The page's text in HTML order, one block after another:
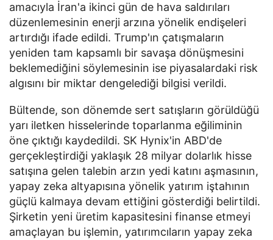
amacıyla İran'a ikinci gün de hava saldırıları
düzenlemesinin enerji arzına yönelik endişeleri
artırdığı ifade edildi. Trump'ın çatışmaların
yeniden tam kapsamlı bir savaşa dönüşmesini
beklemediğini söylemesinin ise piyasalardaki risk
algısını bir miktar dengelediği bilgisi verildi.
Bültende, son dönemde sert satışların görüldüğü
yarı iletken hisselerinde toparlanma eğiliminin
öne çıktığı kaydedildi. SK Hynix'in ABD'de
gerçekleştirdiği yaklaşık 28 milyar dolarlık hisse
satışına gelen talebin arzın yedi katını aşmasının,
yapay zeka altyapısına yönelik yatırım iştahının
güçlü kalmaya devam ettiğini gösterdiği belirtildi.
Şirketin yeni üretim kapasitesini finanse etmeyi
amaçlayan bu işlemin, yatırımcıların yapay zeka